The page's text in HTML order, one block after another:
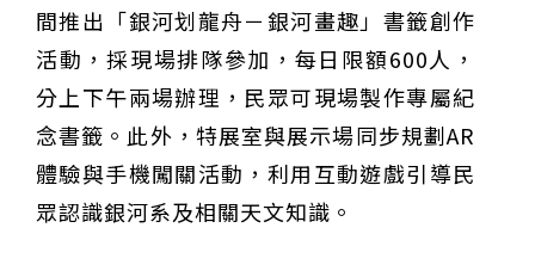
間推出「銀河划龍舟－銀河畫趣」書籤創作
活動，採現場排隊參加，每日限額600人，
分上下午兩場辦理，民眾可現場製作專屬紀
念書籤。此外，特展室與展示場同步規劃AR
體驗與手機闖關活動，利用互動遊戲引導民
眾認識銀河系及相關天文知識。